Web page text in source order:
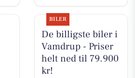
BILER
De billigste biler i
Vamdrup - Priser
helt ned til 79.900
kr!